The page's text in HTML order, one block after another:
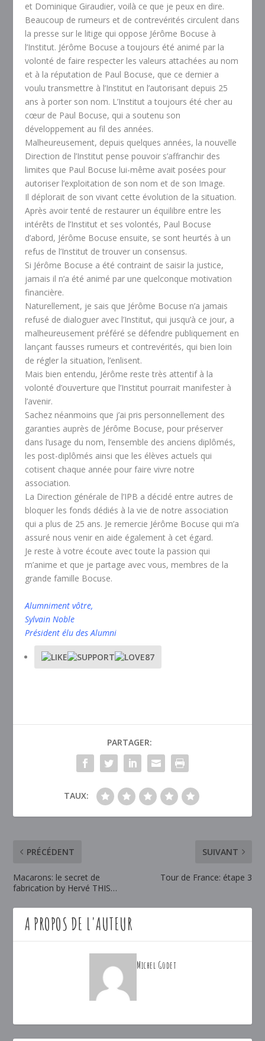
et Dominique Giraudier, voilà ce que je peux en dire.
Beaucoup de rumeurs et de contrevérités circulent dans
la presse sur le litige qui oppose Jérôme Bocuse à
l’Institut. Jérôme Bocuse a toujours été animé par la
volonté de faire respecter les valeurs attachées au nom
et à la réputation de Paul Bocuse, que ce dernier a
voulu transmettre à l’Institut en l’autorisant depuis 25
ans à porter son nom. L’Institut a toujours été cher au
cœur de Paul Bocuse, qui a soutenu son
développement au fil des années.
Malheureusement, depuis quelques années, la nouvelle
Direction de l’Institut pense pouvoir s’affranchir des
limites que Paul Bocuse lui-même avait posées pour
autoriser l’exploitation de son nom et de son Image.
Il déplorait de son vivant cette évolution de la situation.
Après avoir tenté de restaurer un équilibre entre les
intérêts de l’Institut et ses volontés, Paul Bocuse
d’abord, Jérôme Bocuse ensuite, se sont heurtés à un
refus de l’Institut de trouver un consensus.
Si Jérôme Bocuse a été contraint de saisir la justice,
jamais il n’a été animé par une quelconque motivation
financière.
Naturellement, je sais que Jérôme Bocuse n’a jamais
refusé de dialoguer avec l’Institut, qui jusqu’à ce jour, a
malheureusement préféré se défendre publiquement en
lançant fausses rumeurs et contrevérités, qui bien loin
de régler la situation, l’enlisent.
Mais bien entendu, Jérôme reste très attentif à la
volonté d’ouverture que l’Institut pourrait manifester à
l’avenir.
Sachez néanmoins que j’ai pris personnellement des
garanties auprès de Jérôme Bocuse, pour préserver
dans l’usage du nom, l’ensemble des anciens diplômés,
les post-diplômés ainsi que les élèves actuels qui
cotisent chaque année pour faire vivre notre
association.
La Direction générale de l’IPB a décidé entre autres de
bloquer les fonds dédiés à la vie de notre association
qui a plus de 25 ans. Je remercie Jérôme Bocuse qui m’a
assuré nous venir en aide également à cet égard.
Je reste à votre écoute avec toute la passion qui
m’anime et que je partage avec vous, membres de la
grande famille Bocuse.
Alumniment vôtre,
Sylvain Noble
Président élu des Alumni
87
PARTAGER:
TAUX:
PRÉCÉDENT
Macarons: le secret de
fabrication by Hervé THIS…
SUIVANT
Tour de France: étape 3
A PROPOS DE L'AUTEUR
Michel Godet